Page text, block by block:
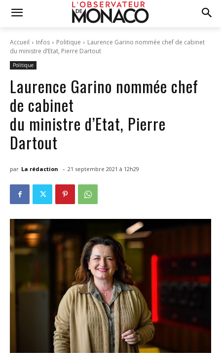
Accueil Infos Politique
Laurence Garino nommée chef de cabinet
du ministre d’Etat, Pierre Dartout
Politique
Laurence Garino nommée chef
de cabinet
du ministre d’Etat, Pierre
Dartout
par La rédaction - 21 septembre 2021 à 12h29